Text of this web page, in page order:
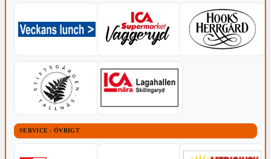
SERVICE - ÖVRIGT